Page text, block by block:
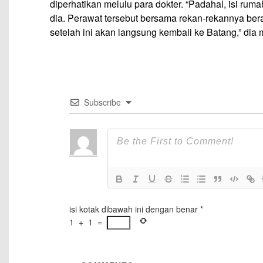
diperhatikan melulu para dokter. “Padahal, isi
dia. Perawat tersebut bersama rekan-rekannya
setelah ini akan langsung kembali ke Batang,” dia
Subscribe
isi kotak dibawah ini dengan benar*
1 + 1 =